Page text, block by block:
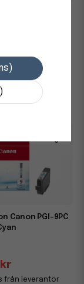
från leverantör
Canon PGI-9PC
från leverantör